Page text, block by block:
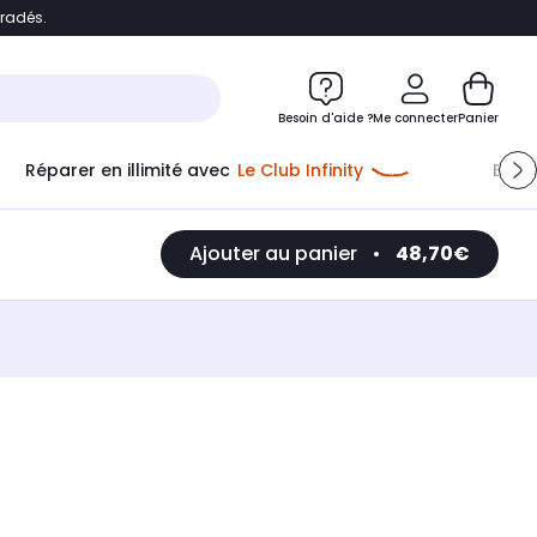
Accéder directement au chatbot
Besoin d'aide ?Me connecterPanier
Réparer en illimité avec Le Club Infinity
Ajouter au panier • 48,70€